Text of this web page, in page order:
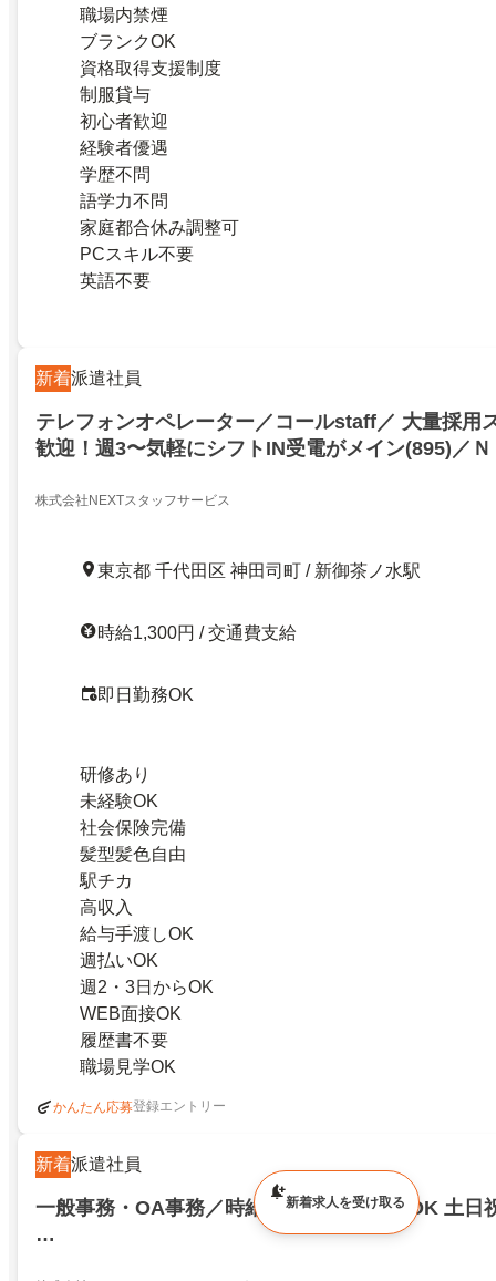
職場内禁煙
ブランクOK
資格取得支援制度
制服貸与
初心者歓迎
経験者優遇
学歴不問
語学力不問
家庭都合休み調整可
PCスキル不要
英語不要
新着派遣社員
テレフォンオペレーター／コールstaff／ 大量採用
歓迎！週3〜気軽にシフトIN受電がメイン(895)／
株式会社NEXTスタッフサービス
東京都 千代田区 神田司町 / 新御茶ノ水駅
時給1,300円 / 交通費支給
即日勤務OK
研修あり
未経験OK
社会保険完備
髪型髪色自由
駅チカ
高収入
給与手渡しOK
週払いOK
週2・3日からOK
WEB面接OK
履歴書不要
職場見学OK
かんたん応募登録エントリー
新着派遣社員
一般事務・OA事務／時給1720円！未経験OK 土日
…
新着求人を受け取る